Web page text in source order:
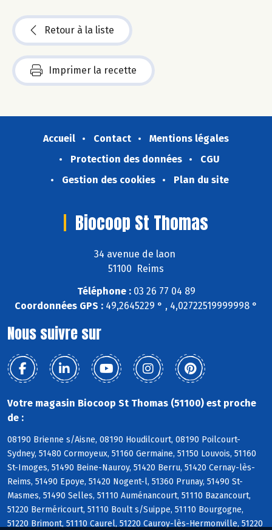
Retour à la liste
Imprimer la recette
Accueil Contact
Mentions légales
Protection des données
CGU
Gestion des cookies
Plan du site
Biocoop St Thomas
34 avenue de laon
51100 Reims
Téléphone :03 26 77 04 89
Coordonnées GPS : 49,2645229 ° , 4,02722519999998 °
Nous suivre sur
Votre magasin Biocoop St Thomas (51100) est proche
de :
08190 Brienne s/Aisne, 08190 Houdilcourt, 08190 Poilcourt-
Sydney, 51480 Cormoyeux, 51160 Germaine, 51150 Louvois, 51160
St-Imoges, 51490 Beine-Nauroy, 51420 Berru, 51420 Cernay-lès-
Reims, 51490 Epoye, 51420 Nogent-l, 51360 Prunay, 51490 St-
Masmes, 51490 Selles, 51110 Auménancourt, 51110 Bazancourt,
51220 Berméricourt, 51110 Boult s/Suippe, 51110 Bourgogne,
51220 Brimont, 51110 Caurel, 51220 Cauroy-lès-Hermonville, 51220